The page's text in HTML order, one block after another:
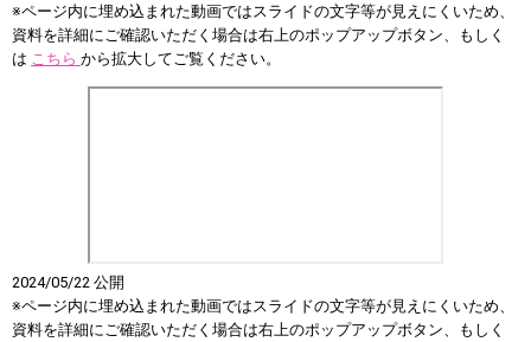
※ページ内に埋め込まれた動画ではスライドの文字等が見えにくいため、
資料を詳細にご確認いただく場合は右上のポップアップボタン、もしく
は こちら から拡大してご覧ください。
2024/05/22 公開
※ページ内に埋め込まれた動画ではスライドの文字等が見えにくいため、
資料を詳細にご確認いただく場合は右上のポップアップボタン、もしく